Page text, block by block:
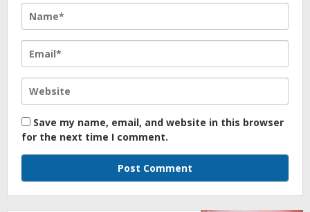
Save my name, email, and website in this browser
for the next time I comment.